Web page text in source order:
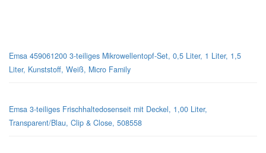
Emsa 459061200 3-teiliges Mikrowellentopf-Set, 0,5 Liter, 1 Liter, 1,5
Liter, Kunststoff, Weiß, Micro Family
Emsa 3-teiliges Frischhaltedosenseit mit Deckel, 1,00 Liter,
Transparent/Blau, Clip & Close, 508558